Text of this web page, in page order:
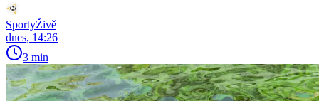
SportyŽivě
dnes, 14:26
3 min